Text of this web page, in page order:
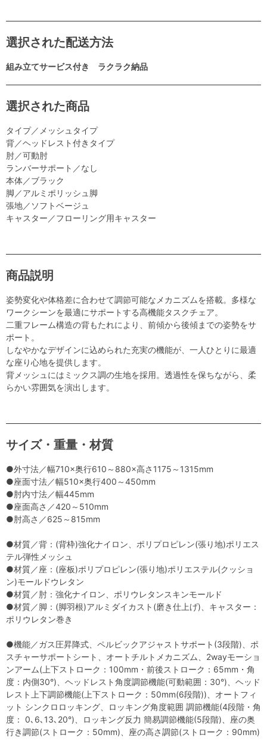
選択された配送方法
組み立てサービス付き ラクラク納品
選択された商品
タイプ／メッシュタイプ
背／ヘッドレスト付きタイプ
肘／可動肘
ランバーサポート／なし
本体／ブラック
脚／アルミポリッシュ脚
張地／ソフトベージュ
キャスター／フローリング用キャスター
商品説明
姿勢変化や体格差に合わせて調節可能なメカニズムを搭載。多様な
ワークシーンを最適にサポートする高機能タスクチェア。
二重フレーム構造の背もたれにより、前傾から後傾までの姿勢をサ
ポート。
しなやかなデザインに込められた充実の機能が、一人ひとりに最適
な座り心地を提供します。
背メッシュにはミックス調の生地を採用。透過性を保ちながら、柔
らかい雰囲気を演出します。
サイズ・重量・材質
●外寸法／幅710×奥行610～880×高さ1175～1315mm
●座面寸法／幅510×奥行400～450mm
●肘内寸法／幅445mm
●座面高さ／420～510mm
●肘高さ／625～815mm
●材質／背：(背枠)強化ナイロン、ポリプロピレン(張り地)ポリエス
テル弾性メッシュ
●材質／座：(座板)ポリプロピレン(張り地)ポリエステル(クッショ
ン)モールドウレタン
●材質／肘：強化ナイロン、ポリウレタンスキンモールド
●材質／脚：(脚羽根)アルミダイカスト(磨き仕上げ)、キャスター：
ポリウレタン巻き
●機能／ガス圧昇降式、ペルビックアジャストサポート(3段階)、ポ
スチャーサポートシート、オートチルトメカニズム、2wayモーショ
ンアーム(上下ストローク：100mm・前後ストローク：65mm・角
度：内側30°)、ヘッドレスト角度調節機能(可動範囲：30°)、ヘッド
レスト上下調節機能(上下ストローク：50mm(6段階))、オートフィ
ット シンクロロッキング、ロッキング角度範囲 調節機能(4段階・角
度： 0､6､13､20°)、ロッキング反力 簡易調節機能(5段階)、座の奥
行き調節(ストローク：50mm)、座の高さ調節(ストローク：90mm)